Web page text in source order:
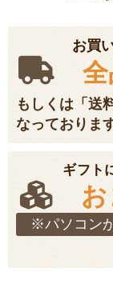
お買
もしくは「送
なっております
ギフト
※パソコン